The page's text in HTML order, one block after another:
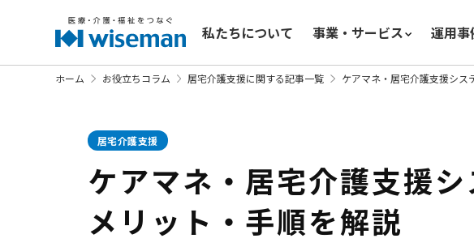
私たちについて 事業・サービス 運用事
ホーム お役立ちコラム 居宅介護支援に関する記事一覧 ケアマネ・居宅介護支援シス
居宅介護支援
ケアマネ・居宅介護支援
メリット・手順を解説